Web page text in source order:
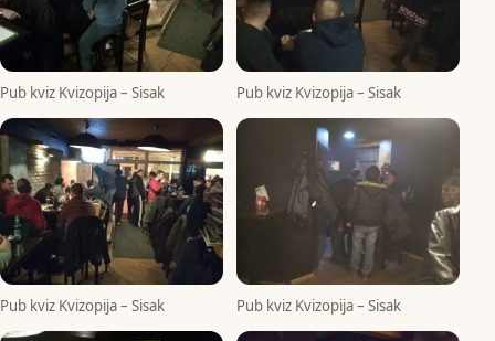
Pub kviz Kvizopija – Sisak Pub kviz Kvizopija – Sisak
Pub kviz Kvizopija – Sisak Pub kviz Kvizopija – Sisak